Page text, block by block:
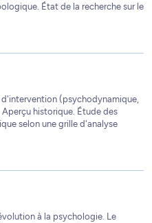
État de la recherche sur le
(psychodynamique,
historique. Étude des
selon une grille d'analyse
à la psychologie. Le